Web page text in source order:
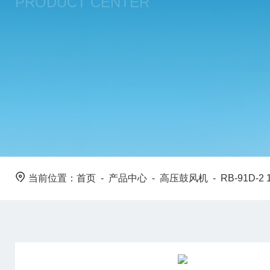
当前位置： 首页 - 产品中心 - 高压鼓风机 - RB-91D-2